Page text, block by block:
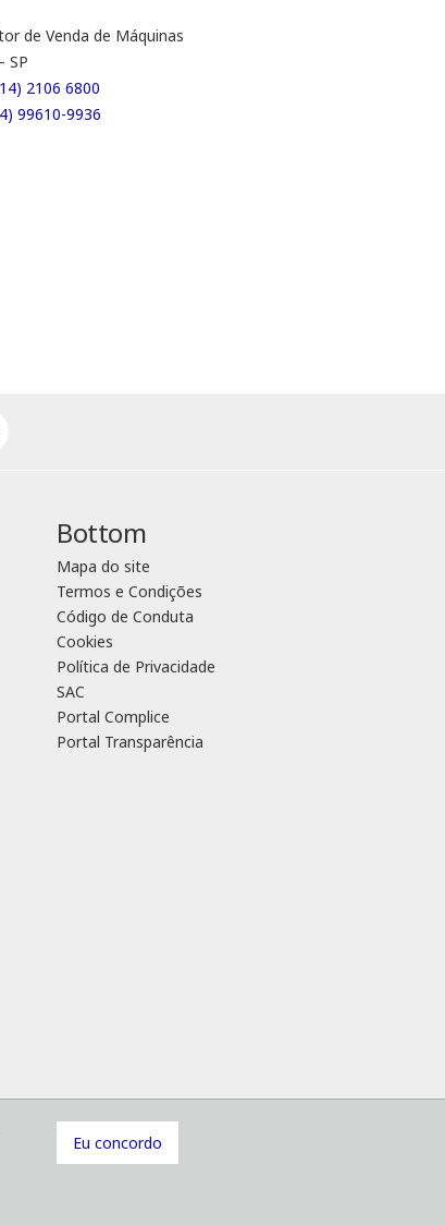
de Venda de Máquinas
SP
2106 6800
99610-9936
Bottom
Mapa do site
Termos e Condições
Código de Conduta
Cookies
Política de Privacidade
SAC
Portal Complice
Portal Transparência
Eu concordo